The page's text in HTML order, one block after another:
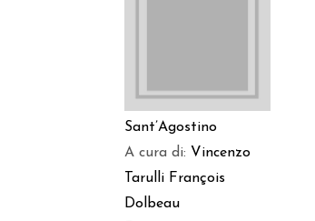
Sant’Agostino
A cura di: Vincenzo
Tarulli François
Dolbeau